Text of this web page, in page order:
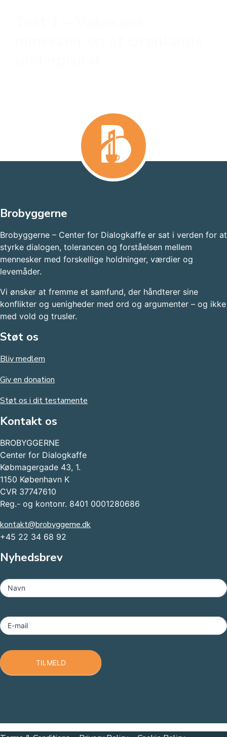
Brobyggerne
Brobyggerne – Center for Dialogkaffe er sat i verden for at
styrke dialogen, tolerancen og forståelsen mellem
mennesker med forskellige holdninger, værdier og
levemåder.
Vi ønsker at fremme et samfund, der håndterer sine
konflikter og uenigheder med ord og argumenter – og ikke
med vold og trusler.​
Støt os
Bliv medlem
Giv en donation
Støt os i dit testamente
Kontakt os
BROBYGGERNE
Center for Dialogkaffe
Købmagergade 43, 1.
1150 København K
CVR 37747610
Reg.- og kontonr. 8401 0001280686
kontakt@brobyggerne.dk
+45 22 34 68 92
Nyhedsbrev
-
Footer
Navn
E-mail
TILMELD